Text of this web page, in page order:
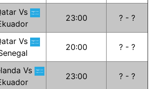
Vs
23:00 ? - ?
Vs
20:00 ? - ?
Vs
23:00 ? - ?